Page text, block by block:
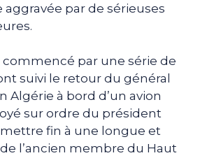
par de sérieuses
commencé par une série de
suivi le retour du général
Algérie à bord d’un avion
sur ordre du président
fin à une longue et
l’ancien membre du Haut